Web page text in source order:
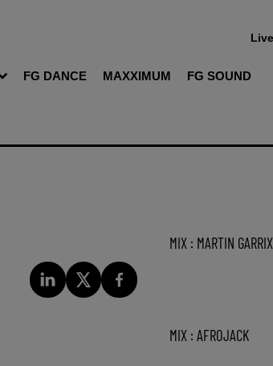
FG DANCE MAXXIMUM FG SOUND
MIX : MARTIN GARRIX
MIX : AFROJACK